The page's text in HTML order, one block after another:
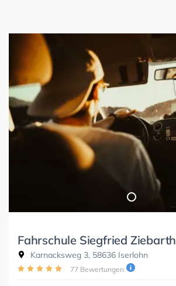
Fahrschule Siegfried Ziebarth
Karnacksweg 3, 58636 Iserlohn
77 Bewertungen